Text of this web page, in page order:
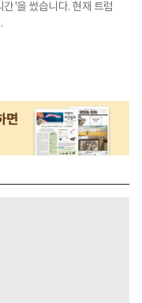
'을 썼습니다. 현재 트럼